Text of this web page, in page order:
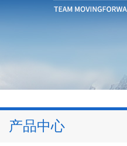
产品中心